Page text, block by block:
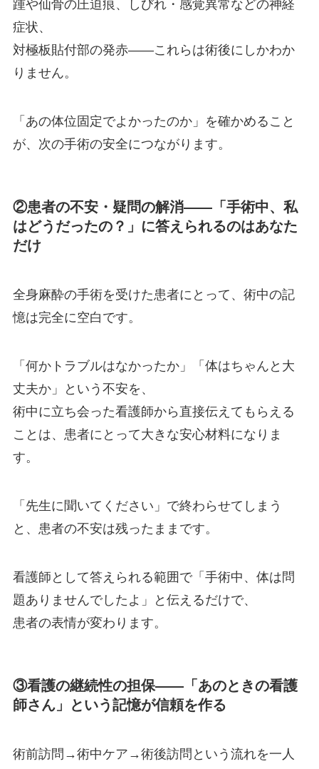
踵や仙骨の圧迫痕、しびれ・感覚異常などの神経
症状、
対極板貼付部の発赤——これらは術後にしかわか
りません。
「あの体位固定でよかったのか」を確かめること
が、次の手術の安全につながります。
②患者の不安・疑問の解消——「手術中、私
はどうだったの？」に答えられるのはあなた
だけ
全身麻酔の手術を受けた患者にとって、術中の記
憶は完全に空白です。
「何かトラブルはなかったか」「体はちゃんと大
丈夫か」という不安を、
術中に立ち会った看護師から直接伝えてもらえる
ことは、患者にとって大きな安心材料になりま
す。
「先生に聞いてください」で終わらせてしまう
と、患者の不安は残ったままです。
看護師として答えられる範囲で「手術中、体は問
題ありませんでしたよ」と伝えるだけで、
患者の表情が変わります。
③看護の継続性の担保——「あのときの看護
師さん」という記憶が信頼を作る
術前訪問→術中ケア→術後訪問という流れを一人